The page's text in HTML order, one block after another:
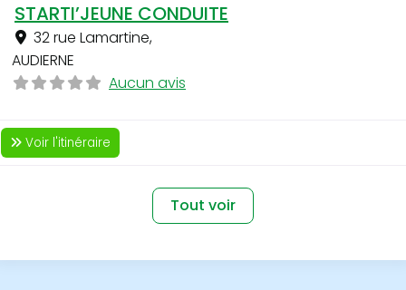
STARTI’JEUNE CONDUITE
32 rue Lamartine,
AUDIERNE
Aucun avis
Voir l'itinéraire
Tout voir